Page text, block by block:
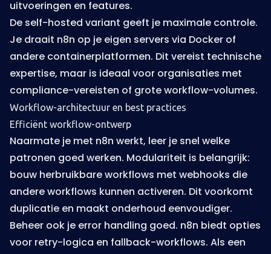
uitvoeringen en features.
De self-hosted variant geeft je maximale controle.
Je draait n8n op je eigen servers via Docker of
andere containerplatformen. Dit vereist technische
expertise, maar is ideaal voor organisaties met
compliance-vereisten of grote workflow-volumes.
Workflow-architectuur en best practices
Efficiënt workflow-ontwerp
Naarmate je met n8n werkt, leer je snel welke
patronen goed werken. Modulariteit is belangrijk:
bouw herbruikbare workflows met webhooks die
andere workflows kunnen activeren. Dit voorkomt
duplicatie en maakt onderhoud eenvoudiger.
Beheer ook je error handling goed. n8n biedt opties
voor retry-logica en fallback-workflows. Als een